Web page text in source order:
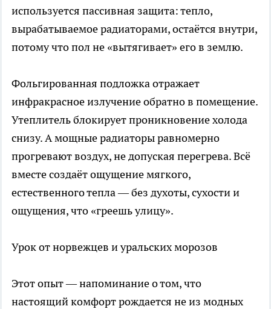
используется пассивная защита: тепло,
вырабатываемое радиаторами, остаётся внутри,
потому что пол не «вытягивает» его в землю.
Фольгированная подложка отражает
инфракрасное излучение обратно в помещение.
Утеплитель блокирует проникновение холода
снизу. А мощные радиаторы равномерно
прогревают воздух, не допуская перегрева. Всё
вместе создаёт ощущение мягкого,
естественного тепла — без духоты, сухости и
ощущения, что «греешь улицу».
Урок от норвежцев и уральских морозов
Этот опыт — напоминание о том, что
настоящий комфорт рождается не из модных